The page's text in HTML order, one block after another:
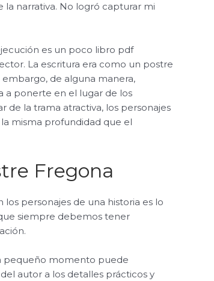
la narrativa. No logró capturar mi
es un poco libro pdf
La escritura era como un postre
de alguna manera,
a ponerte en el lugar de los
de la trama atractiva, los personajes
misma profundidad que el
Fregona
personajes de una historia es lo
siempre debemos tener
pequeño momento puede
autor a los detalles prácticos y